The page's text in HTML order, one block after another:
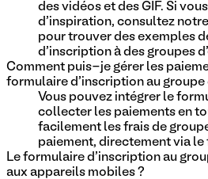
des vidéos et des GIF. Si
d'inspiration, consultez
pour trouver des exemples
d'inscription à des groupes
Comment puis-je gérer les
formulaire d'inscription au groupe
Vous pouvez intégrer le
collecter les paiements en
facilement les frais de
paiement, directement via le
Le formulaire d'inscription au
aux appareils mobiles ?